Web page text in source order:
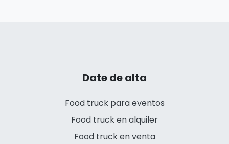
Date de alta
Food truck para eventos
Food truck en alquiler
Food truck en venta